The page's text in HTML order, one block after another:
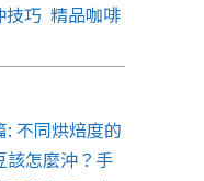
技巧 精品咖啡
: 不同烘焙度的
該怎麼沖？手